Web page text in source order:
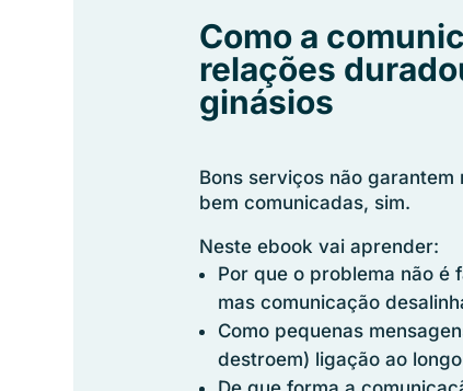
Como a
relações
ginásios
Bons serviços não garantem
bem comunicadas, sim.
Neste ebook vai aprender:
Por que o problema não é
mas comunicação
Como pequenas
destroem) ligação ao